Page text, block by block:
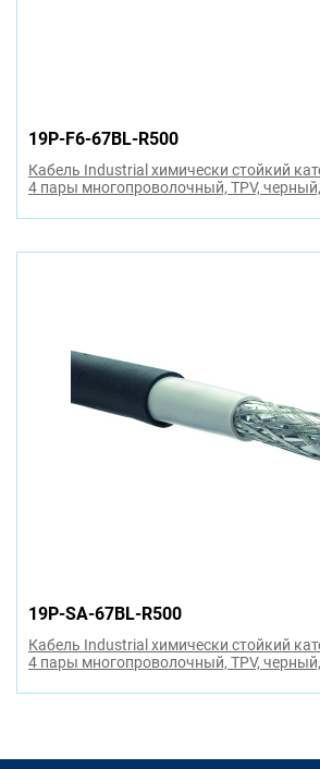
19P-F6-67BL-R500
Кабель Industrial химически стойкий
4 пары многопроволочный, TPV,
19P-SA-67BL-R500
Кабель Industrial химически стойкий
4 пары многопроволочный, TPV,